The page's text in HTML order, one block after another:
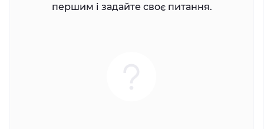
першим і задайте своє питання.